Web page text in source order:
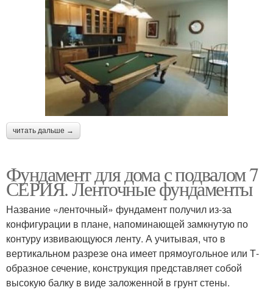
читать дальше →
Фундамент для дома с подвалом 7
СЕРИЯ. Ленточные фундаменты
Название «ленточный» фундамент получил из-за
конфигурации в плане, напоминающей замкнутую по
контуру извивающуюся ленту. А учитывая, что в
вертикальном разрезе она имеет прямоугольное или Т-
образное сечение, конструкция представляет собой
высокую балку в виде заложенной в грунт стены.